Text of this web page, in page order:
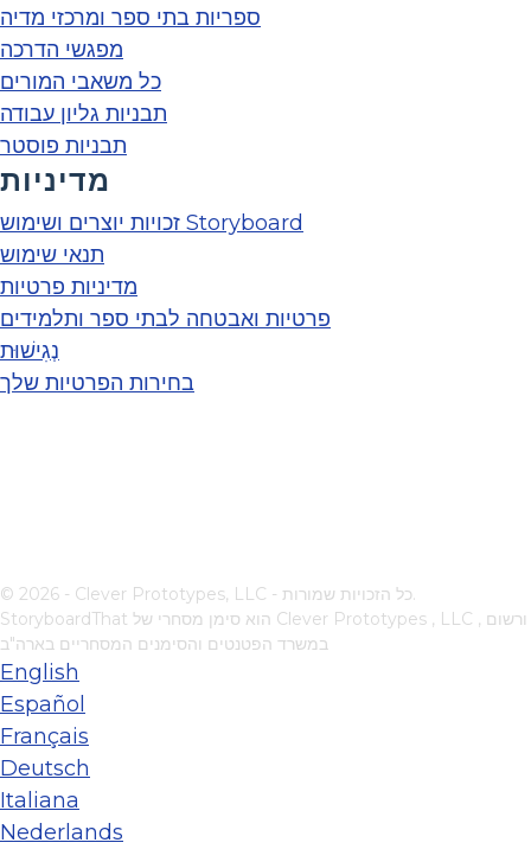
ספריות בתי ספר ומרכזי מדיה
מפגשי הדרכה
כל משאבי המורים
תבניות גליון עבודה
תבניות פוסטר
מדיניות
זכויות יוצרים ושימוש Storyboard
תנאי שימוש
מדיניות פרטיות
פרטיות ואבטחה לבתי ספר ותלמידים
נְגִישׁוּת
בחירות הפרטיות שלך
Clever Prototypes , LLC , ורשום
במשרד הפטנטים והסימנים המסחריים בארה"ב
English
Español
Français
Deutsch
Italiana
Nederlands